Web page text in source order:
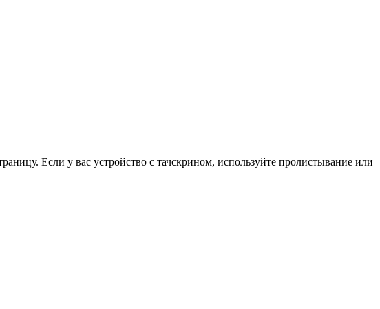
Если у вас устройство с тачскрином, используйте пролистывание или